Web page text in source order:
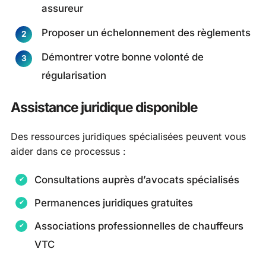
assureur
Proposer un échelonnement des règlements
Démontrer votre bonne volonté de
régularisation
Assistance juridique disponible
Des ressources juridiques spécialisées peuvent vous
aider dans ce processus :
Consultations auprès d’avocats spécialisés
Permanences juridiques gratuites
Associations professionnelles de chauffeurs
VTC